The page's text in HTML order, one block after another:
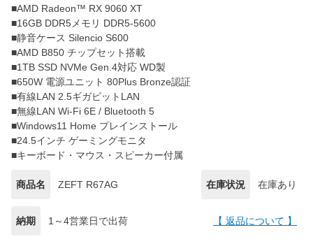
■AMD Radeon™ RX 9060 XT
■16GB DDR5メモリ DDR5-5600
■静音ケース Silencio S600
■AMD B850 チップセット搭載
■1TB SSD NVMe Gen.4対応 WD製
■650W 電源ユニット 80Plus Bronze認証
■有線LAN 2.5ギガビットLAN
■無線LAN Wi-Fi 6E / Bluetooth 5
■Windows11 Home プレインストール
■24.5インチ ゲーミングモニタ
■キーボード・マウス・スピーカー付属
商品名 ZEFT R67AG 在庫状況 在庫あり
納期 1～4営業日で出荷 【 返品について 】